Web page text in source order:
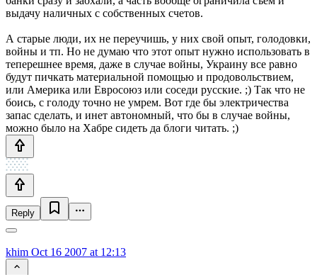
выдачу наличных с собственных счетов.
А старые люди, их не переучишь, у них свой опыт, голодовки,
войны и тп. Но не думаю что этот опыт нужно использовать в
теперешнее время, даже в случае войны, Украину все равно
будут пичкать материальной помощью и продовольствием,
или Америка или Евросоюз или соседи русские. ;) Так что не
боись, с голоду точно не умрем. Вот где бы электричества
запас сделать, и инет автономный, что бы в случае войны,
можно было на Хабре сидеть да блоги читать. ;)
Reply
khim Oct 16 2007 at 12:13